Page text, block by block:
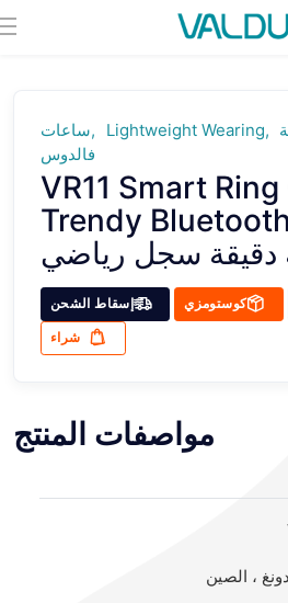
Lightweight Wearing
ساعات
فالدوس
VR11 Smart
Trendy
دقيقة سجل رياضي
كوستومزي إسقاط الشحن
شراء
مواصفات المنتج
، الصين